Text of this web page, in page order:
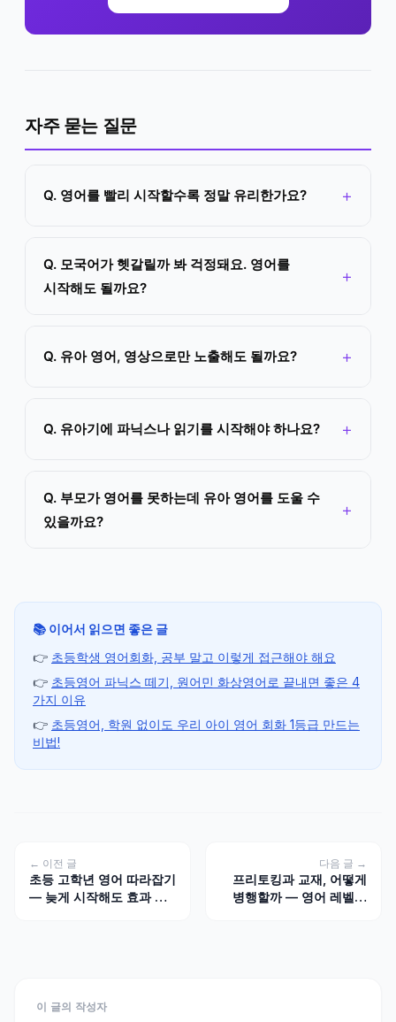
자주 묻는 질문
Q. 영어를 빨리 시작할수록 정말 유리한가요?
Q. 모국어가 헷갈릴까 봐 걱정돼요. 영어를
시작해도 될까요?
Q. 유아 영어, 영상으로만 노출해도 될까요?
Q. 유아기에 파닉스나 읽기를 시작해야 하나요?
Q. 부모가 영어를 못하는데 유아 영어를 도울 수
있을까요?
📚 이어서 읽으면 좋은 글
👉 초등학생 영어회화, 공부 말고 이렇게 접근해야 해요
👉 초등영어 파닉스 떼기, 원어민 화상영어로 끝내면 좋은 4
가지 이유
👉 초등영어, 학원 없이도 우리 아이 영어 회화 1등급 만드는
비법!
← 이전 글
초등 고학년 영어 따라잡기
— 늦게 시작해도 효과 내
다음 글 →
프리토킹과 교재, 어떻게
병행할까 — 영어 레벨별
이 글의 작성자